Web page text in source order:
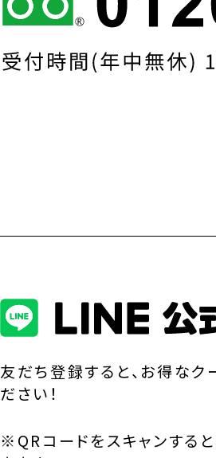
友だち登録すると、お得なク
ださい！
※QRコードをスキャンする